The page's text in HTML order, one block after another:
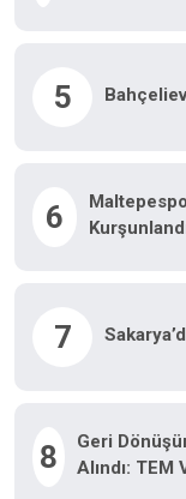
5
6
7
8
Geri
Alındı: